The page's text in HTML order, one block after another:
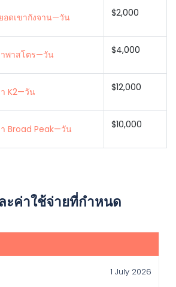
อดเขากังจาน—วัน $2,000
พาสโตร—วัน $4,000
K2—วัน $12,000
Broad Peak—วัน $10,000
ะค่าใช้จ่ายที่กำหนด
1 July 2026